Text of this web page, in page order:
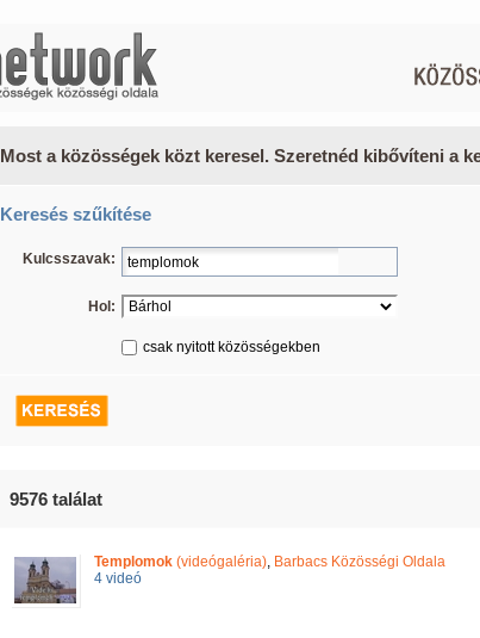
Most a közösségek közt keresel. Szeretnéd kibővíteni a
Keresés szűkítése
Kulcsszavak:
Hol:
csak nyitott közösségekben
9576 találat
Templomok(videógaléria), Barbacs Közösségi Oldala
4 videó